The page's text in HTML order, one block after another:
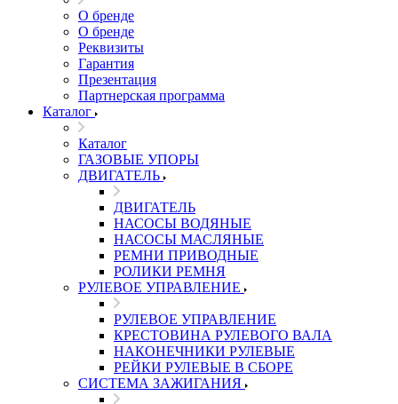
О бренде
О бренде
Реквизиты
Гарантия
Презентация
Партнерская программа
Каталог
Каталог
ГАЗОВЫЕ УПОРЫ
ДВИГАТЕЛЬ
ДВИГАТЕЛЬ
НАСОСЫ ВОДЯНЫЕ
НАСОСЫ МАСЛЯНЫЕ
РЕМНИ ПРИВОДНЫЕ
РОЛИКИ РЕМНЯ
РУЛЕВОЕ УПРАВЛЕНИЕ
РУЛЕВОЕ УПРАВЛЕНИЕ
КРЕСТОВИНА РУЛЕВОГО ВАЛА
НАКОНЕЧНИКИ РУЛЕВЫЕ
РЕЙКИ РУЛЕВЫЕ В СБОРЕ
СИСТЕМА ЗАЖИГАНИЯ